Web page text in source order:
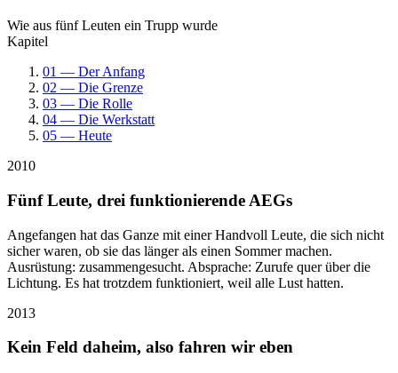
Wie aus fünf Leuten ein Trupp wurde
Kapitel
01 — Der Anfang
02 — Die Grenze
03 — Die Rolle
04 — Die Werkstatt
05 — Heute
2010
Fünf Leute, drei funktionierende AEGs
Angefangen hat das Ganze mit einer Handvoll Leute, die sich nicht
sicher waren, ob sie das länger als einen Sommer machen.
Ausrüstung: zusammengesucht. Absprache: Zurufe quer über die
Lichtung. Es hat trotzdem funktioniert, weil alle Lust hatten.
2013
Kein Feld daheim, also fahren wir eben